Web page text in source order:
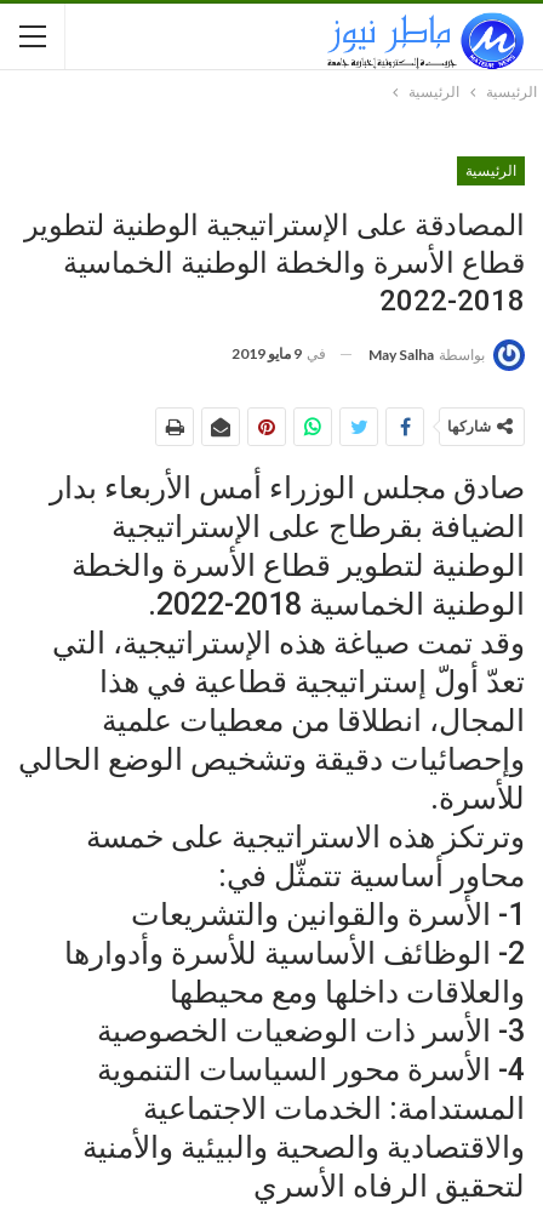
الرئيسية الرئيسية
الرئيسية
المصادقة على الإستراتيجية الوطنية لتطوير
قطاع الأسرة والخطة الوطنية الخماسية
2018-2022
بواسطة May Salha في 9 مايو 2019
شاركها
صادق مجلس الوزراء أمس الأربعاء بدار
الضيافة بقرطاج على الإستراتيجية
الوطنية لتطوير قطاع الأسرة والخطة
الوطنية الخماسية 2018-2022.
وقد تمت صياغة هذه الإستراتيجية، التي
تعدّ أولّ إستراتيجية قطاعية في هذا
المجال، انطلاقا من معطيات علمية
وإحصائيات دقيقة وتشخيص الوضع الحالي
للأسرة.
وترتكز هذه الاستراتيجية على خمسة
محاور أساسية تتمثّل في:
1- الأسرة والقوانين والتشريعات
2- الوظائف الأساسية للأسرة وأدوارها
والعلاقات داخلها ومع محيطها
3- الأسر ذات الوضعيات الخصوصية
4- الأسرة محور السياسات التنموية
المستدامة: الخدمات الاجتماعية
والاقتصادية والصحية والبيئية والأمنية
لتحقيق الرفاه الأسري